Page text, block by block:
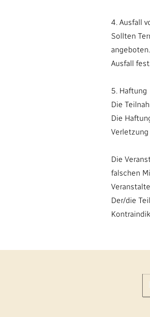
4. Ausfall
Sollten
Ausfall
5. Haftung
Die
Die
Die
falschen
Der/die